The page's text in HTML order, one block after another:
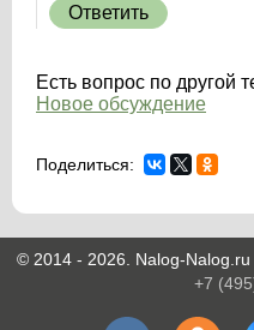
Ответить
Есть вопрос по другой
Новое обсуждение
Поделиться:
© 2014 - 2026. Nalog-Nalog.ru
+7